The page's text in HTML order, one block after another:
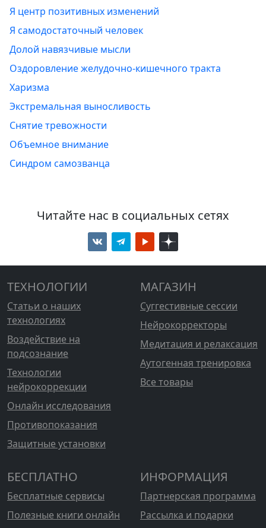
Я центр позитивных изменений
Я самодостаточный человек
Долой навязчивые мысли
Оздоровление желудочно-кишечного тракта
Харизма
Экстремальная выносливость
Снятие тревожности
Объемное внимание
Синдром самозванца
Читайте нас в социальных сетях
ТЕХНОЛОГИИ
Статьи о наших
технологиях
Воздействие на
подсознание
Технологии
нейрокоррекции
Онлайн исследования
Противопоказания
Защитные установки
МАГАЗИН
Суггестивные сессии
Нейрокорректоры
Медитация и релаксация
Аутогенная тренировка
Все товары
БЕСПЛАТНО
Бесплатные сервисы
Полезные книги онлайн
ИНФОРМАЦИЯ
Партнерская программа
Рассылка и подарки